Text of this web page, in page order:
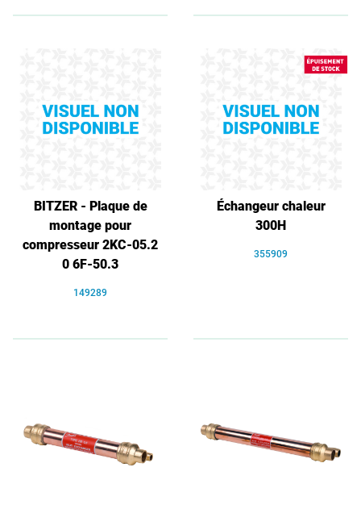
BITZER - Plaque de
montage pour
compresseur 2KC-05.2
0 6F-50.3
149289
Échangeur chaleur
300H
355909